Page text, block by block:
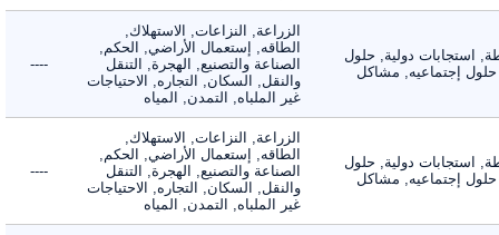
استجابات دولية, حلول
إجتماعيه, مشاكل
الزراعة, النزاعات, الاستهلاك,
الطاقه, إستعمال الأراضي, الحكم,
الصناعة والتصنيع, الهجرة, التنقل
والنقل, السكان, التجاره, الاحتياجات
غير الملباه, التمدن, المياه
----
استجابات دولية, حلول
إجتماعيه, مشاكل
الزراعة, النزاعات, الاستهلاك,
الطاقه, إستعمال الأراضي, الحكم,
الصناعة والتصنيع, الهجرة, التنقل
والنقل, السكان, التجاره, الاحتياجات
غير الملباه, التمدن, المياه
----